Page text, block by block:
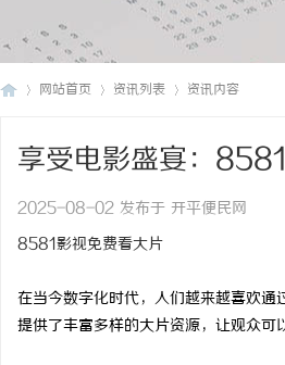
网站首页 资讯列表 资讯内容
享受电影盛宴：
2025-08-02 发布于 开平便民网
8581影视免费看大片
在当今数字化时代，人们越来越喜欢
提供了丰富多样的大片资源，让观众